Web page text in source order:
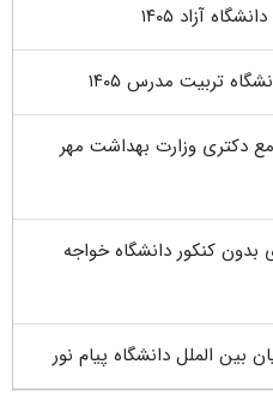
آزاد ۱۴۰۵
تربیت مدرس ۱۴۰۵
دکتری وزارت بهداشت مهر
بدون کنکور دانشگاه خواجه
الملل دانشگاه پیام نور